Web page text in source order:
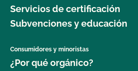
Servicios de certificación
Subvenciones y educación
Consumidores y minoristas
¿Por qué orgánico?